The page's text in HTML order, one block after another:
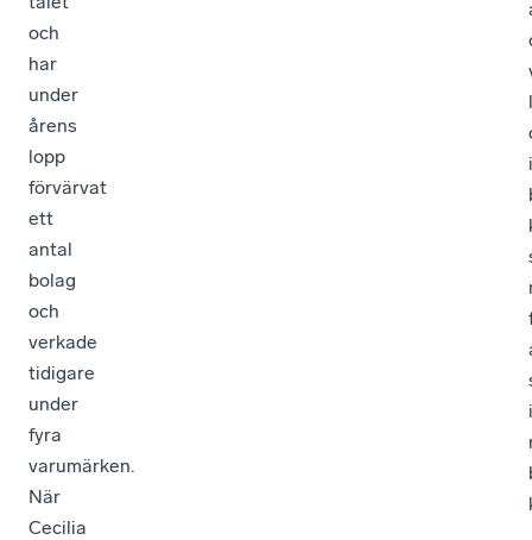
och
har
under
årens
lopp
förvärvat
ett
antal
bolag
och
verkade
tidigare
under
fyra
varumärken.
När
Cecilia